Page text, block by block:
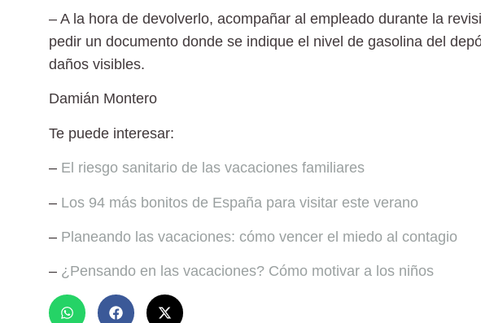
– A la hora de devolverlo, acompañar al empleado durante la
pedir un documento donde se indique el nivel de gasolina del
daños visibles.
Damián Montero
Te puede interesar:
– El riesgo sanitario de las vacaciones familiares
– Los 94 más bonitos de España para visitar este verano
– Planeando las vacaciones: cómo vencer el miedo al contagio
– ¿Pensando en las vacaciones? Cómo motivar a los niños